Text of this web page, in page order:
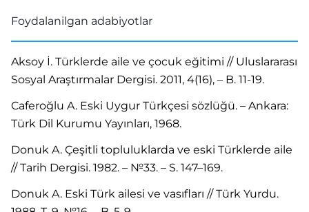
Foydalanilgan adabiyotlar
Aksoy İ. Türklerde aile ve çocuk eğitimi // Uluslararası
Sosyal Araştırmalar Dergisi. 2011, 4(16), – B. 11-19.
Caferoğlu A. Eski Uygur Türkçesi sözlüğü. – Ankara:
Türk Dil Kurumu Yayınları, 1968.
Donuk A. Çeşitli topluluklarda ve eski Türklerde aile
// Tarih Dergisi. 1982. – №33. – S. 147–169.
Donuk A. Eski Türk ailesi ve vasıfları // Türk Yurdu.